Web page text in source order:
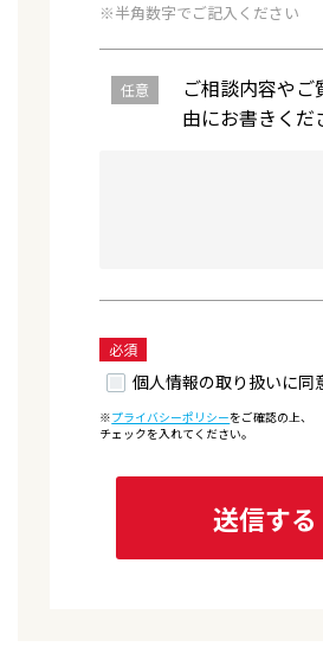
※半角数字でご記入ください
任意
ご相談内容やご
由にお書きくだ
必須
個人情報の取り扱いに同
※プライバシーポリシーをご確認の上、
チェックを入れてください。